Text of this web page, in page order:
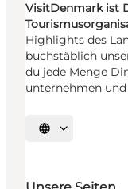
VisitDenmark ist
Highlights des
buchstäblich
du jede Menge
unternehmen
Sprache auswählen